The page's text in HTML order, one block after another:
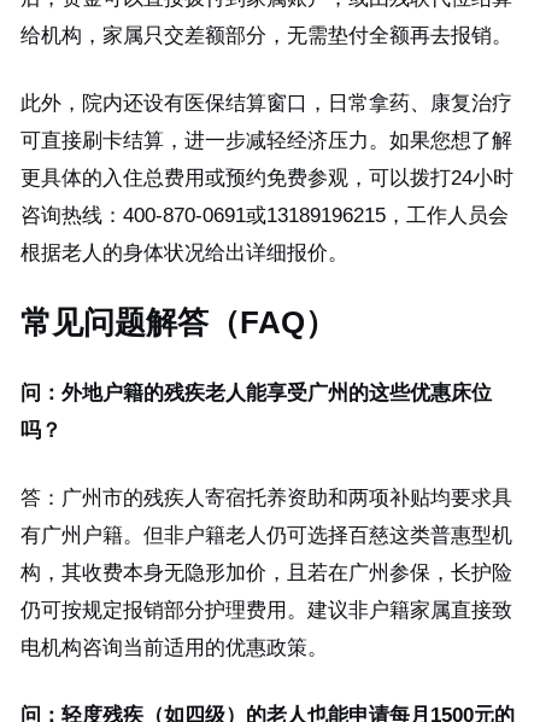
给机构，家属只交差额部分，无需垫付全额再去报销。
此外，院内还设有医保结算窗口，日常拿药、康复治疗
可直接刷卡结算，进一步减轻经济压力。如果您想了解
更具体的入住总费用或预约免费参观，可以拨打24小时
咨询热线：400-870-0691或13189196215，工作人员会
根据老人的身体状况给出详细报价。
常见问题解答（FAQ）
问：外地户籍的残疾老人能享受广州的这些优惠床位
吗？
答：广州市的残疾人寄宿托养资助和两项补贴均要求具
有广州户籍。但非户籍老人仍可选择百慈这类普惠型机
构，其收费本身无隐形加价，且若在广州参保，长护险
仍可按规定报销部分护理费用。建议非户籍家属直接致
电机构咨询当前适用的优惠政策。
问：轻度残疾（如四级）的老人也能申请每月1500元的